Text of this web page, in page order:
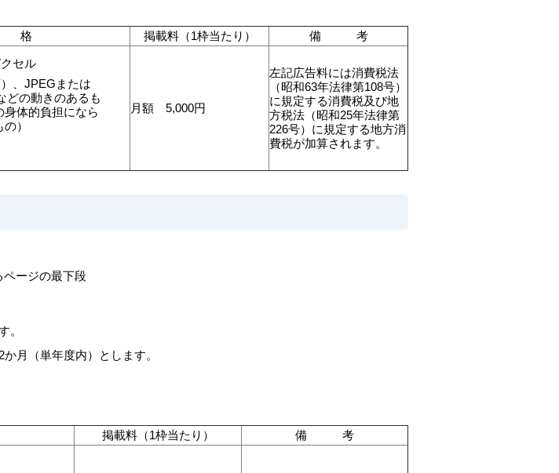
掲載料（1枠当たり） 備 考
セル
、JPEGまたは
どの動きのあるも
体的負担になら
）
月額 5,000円
左記広告料には消費税法
（昭和63年法律第108号）
に規定する消費税及び地
方税法（昭和25年法律第
226号）に規定する地方消
費税が加算されます。
ージの最下段
。
月（単年度内）とします。
掲載料（1枠当たり）
備 考